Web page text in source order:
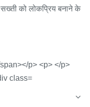
को लोकप्रिय बनाने के